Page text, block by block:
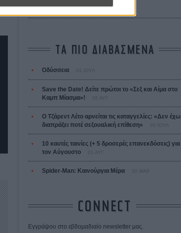
Ζαν-Πολ Σαλομέ
ΤΑ ΠΙΟ ΔΙΑΒΑΣΜΕΝΑ
Οδύσσεια
Save the Date! Δείτε πρώτοι το «Σεξ και Αίμα στο
Καμπ Μίασμα»!
Ο Τζάρεντ Λέτο αρνείται τις καταγγελίες: «Δεν έχω
διαπράξει ποτέ σεξουαλική επίθεση»
10 καυτές ταινίες (+ 5 δροσερές επανεκδόσεις) για
τον Αύγουστο
Spider-Man: Καινούργια Μέρα 30 ΜΑΡ
CONNECT
Εγγράψου στο εβδομαδιαίο newsletter μας.